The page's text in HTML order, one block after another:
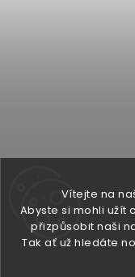
Vítejte na
Abyste si mohli užít
přizpůsobit naši
Tak ať už hledáte